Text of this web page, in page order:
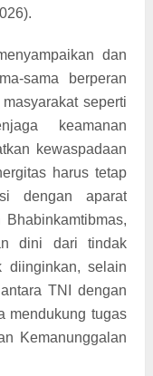
dan
sama berperan
seperti
keamanan
kewaspadaan
harus tetap
dengan aparat
dini dari tindak
diinginkan, selain
TNI dengan
mendukung tugas
Kemanunggalan